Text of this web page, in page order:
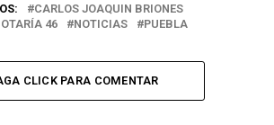
CARLOS JOAQUIN BRIONES
46 NOTICIAS PUEBLA
CLICK PARA COMENTAR